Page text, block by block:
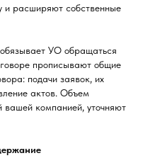
и расширяют собственные
УО обращаться
прописывают общие
подачи заявок, их
актов. Объем
вашей компанией, уточняют